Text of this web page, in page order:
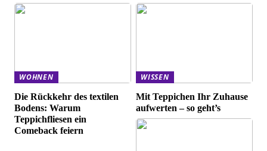
WOHNEN
Die Rückkehr des textilen
Bodens: Warum
Teppichfliesen ein
Comeback feiern
WISSEN
Mit Teppichen Ihr Zuhause
aufwerten – so geht’s